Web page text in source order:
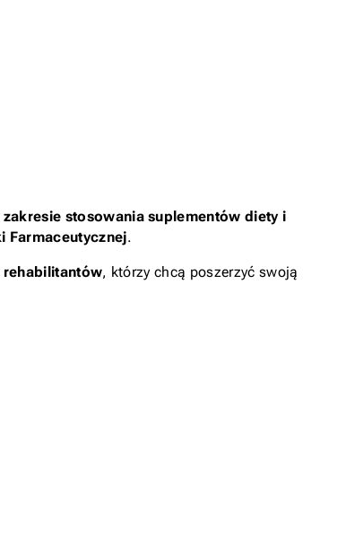
stosowania suplementów diety i
Farmaceutycznej.
rehabilitantów, którzy chcą poszerzyć swoją